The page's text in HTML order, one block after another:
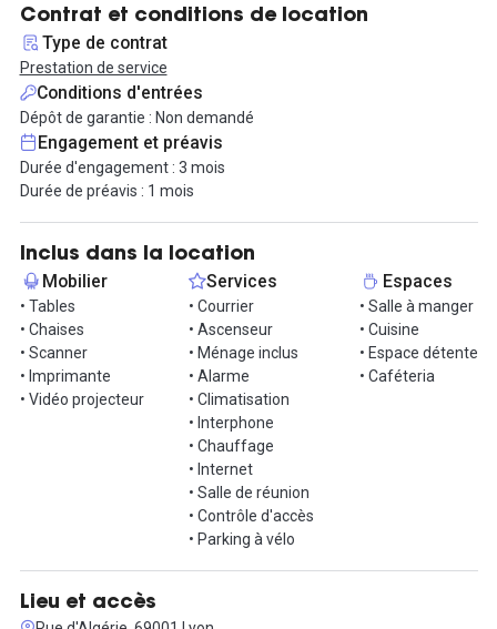
Ces bureaux se composent d'un petit open space de 2 postes,
d’une salle de réunion, idéale pour encourager la collaboration et
stimuler la productivité.
Parfaitement situés, ces locaux offrent une accessibilité
optimale, à quelques pas des transports en commun (métro, bus
et stations Vélo’v), facilitant ainsi les rdv clients.
En plein du bureau partagé, une salle de réunion est mise à
disposition pour honorer vos réunions et appels.
Les locaux sont idéalement situés, à proximité de nombreuses
lignes de bus, métro, et stations Vélo'v.
Contrat et conditions de location
Type de contrat
Prestation de service
Conditions d'entrées
Dépôt de garantie : Non demandé
Engagement et préavis
Durée d'engagement : 3 mois
Durée de préavis : 1 mois
Inclus dans la location
Mobilier
• Tables
• Chaises
• Scanner
• Imprimante
• Vidéo projecteur
Services
• Courrier
• Ascenseur
• Ménage inclus
• Alarme
• Climatisation
• Interphone
• Chauffage
• Internet
• Salle de réunion
• Contrôle d'accès
• Parking à vélo
Espaces
• Salle à manger
• Cuisine
• Espace détente
• Caféteria
Lieu et accès